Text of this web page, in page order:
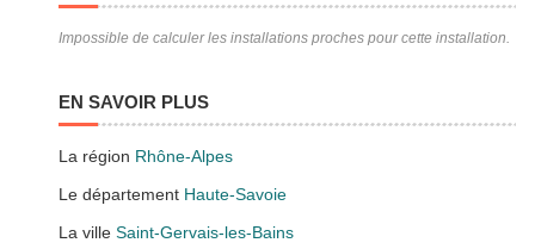
Impossible de calculer les installations proches pour cette installation.
EN SAVOIR PLUS
La région Rhône-Alpes
Le département Haute-Savoie
La villeSaint-Gervais-les-Bains